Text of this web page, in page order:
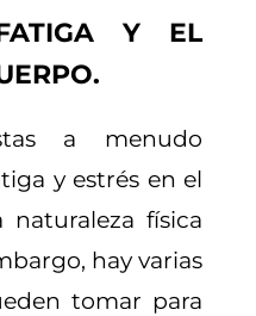
Y EL
a menudo
y estrés en el
física
hay varias
tomar para